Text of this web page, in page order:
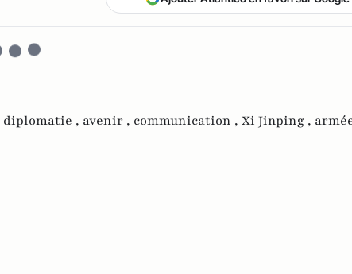
diplomatie , avenir , communication , Xi Jinping ,